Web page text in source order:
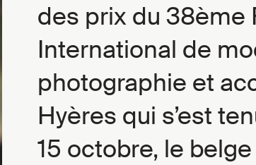
des prix du 38ème
International de
photographie et
Hyères qui s’est
15 octobre, le